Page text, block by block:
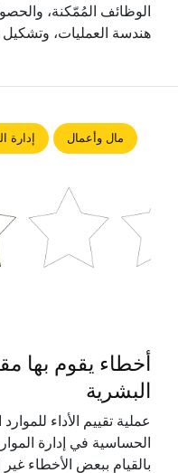
الوظائف المُمّكنة،
هندسة العمليات،
مال وأعمال إدارة
أخطاء يقوم بها
البشرية
عملية تقييم الأداء
الحساسية في إدارة
بالقيام ببعض الأخطاء